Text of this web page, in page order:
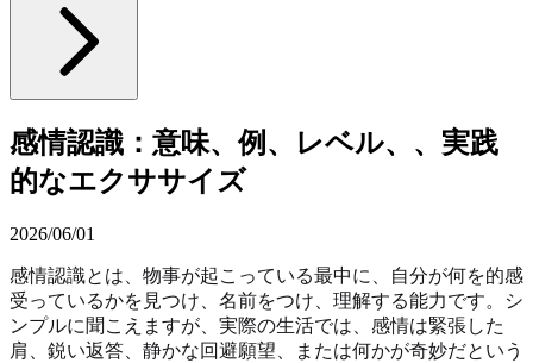
感情認識：意味、例、レベル、、実践
的なエクササイズ
2026/06/01
感情認識とは、物事が起こっている最中に、自分が何を的感
受っているかを見つけ、名前をつけ、理解する能力です。シ
ンプルに聞こえますが、実際の生活では、感情は緊張した
肩、鋭い返答、静かな回避願望、または何かが奇妙だという